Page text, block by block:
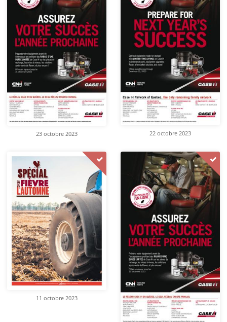
23 octobre 2023 22 octobre 2023
11 octobre 2023